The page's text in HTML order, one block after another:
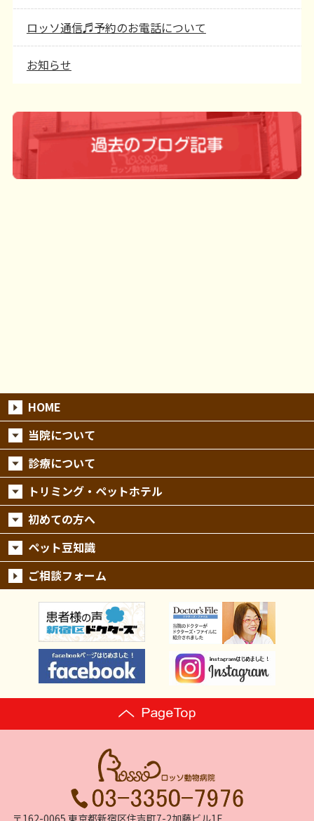
ロッソ通信♬予約のお電話について
お知らせ
HOME
当院について
診療について
トリミング・ペットホテル
初めての方へ
ペット豆知識
ご相談フォーム
〒162-0065 東京都新宿区住吉町7-2加藤ビル1F